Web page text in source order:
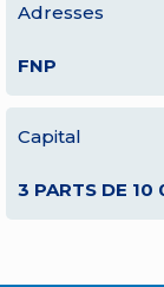
Adresses
FNP
Capital
3 PARTS DE